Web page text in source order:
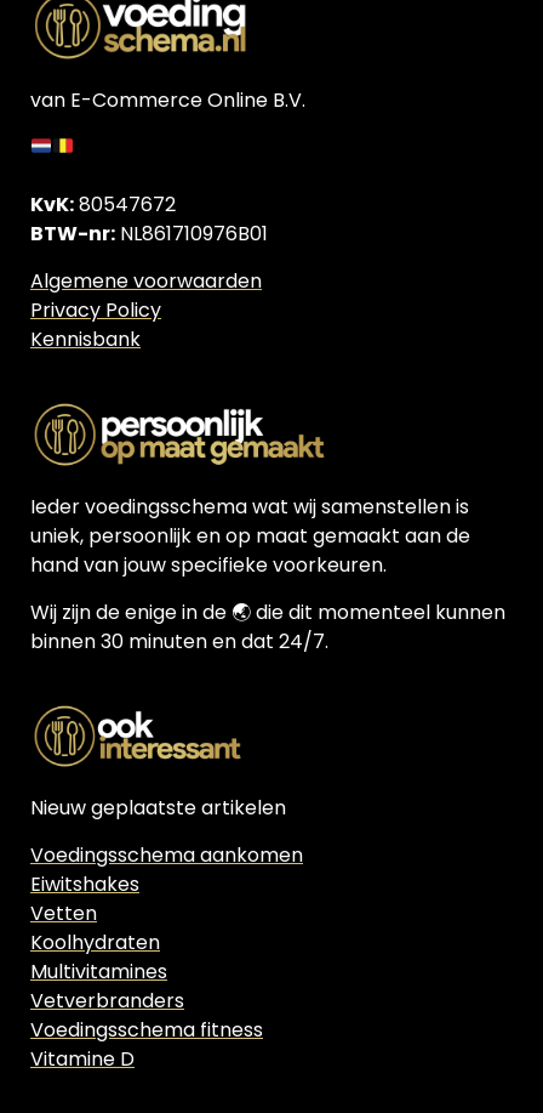
van E-Commerce Online B.V.
KvK:80547672
BTW-nr: NL861710976B01
Algemene voorwaarden
Privacy Policy
Kennisbank
Ieder voedingsschema wat wij samenstellen is
uniek, persoonlijk en op maat gemaakt aan de
hand van jouw specifieke voorkeuren.
Wij zijn de enige in de 🌏 die dit momenteel kunnen
binnen 30 minuten en dat 24/7.
Nieuw geplaatste artikelen
Voedingsschema aankomen
Eiwitshakes
Vetten
Koolhydraten
Multivitamines
Vetverbranders
Voedingsschema fitness
Vitamine D